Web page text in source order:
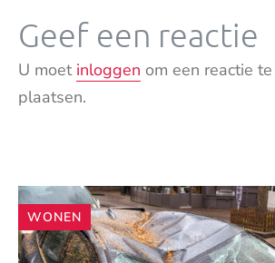
Geef een reactie
U moet inloggen om een reactie
plaatsen.
Andere
artikelen
WONEN